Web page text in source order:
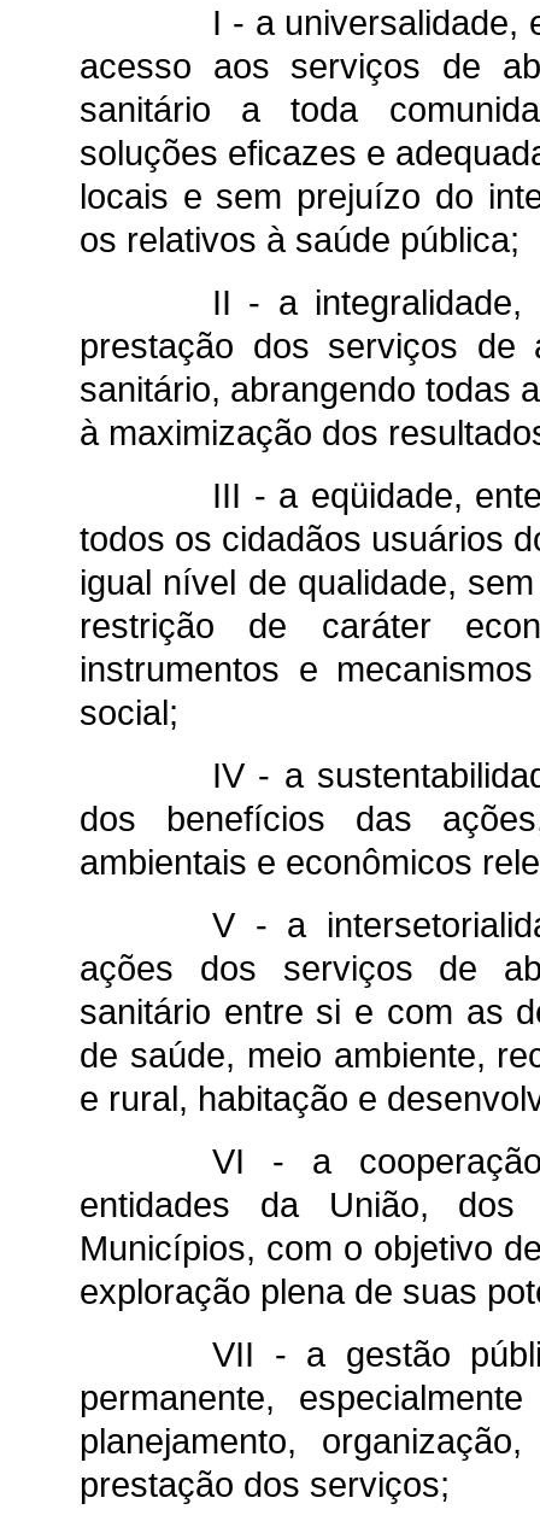
I - a universalidade,
acesso aos serviços de
sanitário a toda
soluções eficazes e
locais e sem prejuízo do
os relativos à saúde pública;
II - a
prestação dos serviços de
sanitário, abrangendo todas
à maximização dos
III - a eqüidade,
todos os cidadãos usuários
igual nível de qualidade,
restrição de caráter
instrumentos e
social;
IV - a
dos benefícios das
ambientais e econômicos
V - a
ações dos serviços de
sanitário entre si e com as
de saúde, meio ambiente,
e rural, habitação e
VI - a
entidades da União,
Municípios, com o objetivo
exploração plena de suas
VII - a gestão
permanente,
planejamento,
prestação dos serviços;